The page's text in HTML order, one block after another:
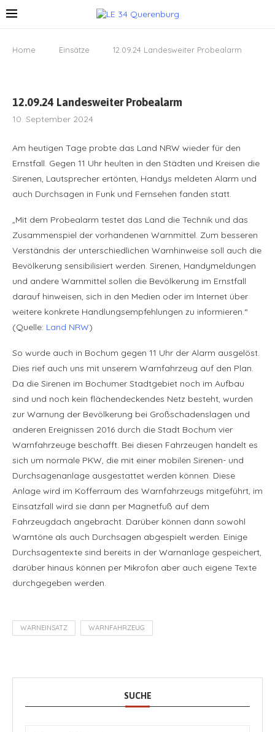
Home Einsätze 12.09.24 Landesweiter Probealarm
12.09.24 Landesweiter Probealarm
10. September 2024
Am heutigen Tage probte das Land NRW wieder für den
Ernstfall. Gegen 11 Uhr heulten in den Städten und Kreisen die
Sirenen, Lautsprecher ertönten, Handys meldeten Alarm und
auch Durchsagen in Funk und Fernsehen fanden statt.
„Mit dem Probealarm testet das Land die Technik und das
Zusammenspiel der vorhandenen Warnmittel. Zum besseren
Verständnis der unterschiedlichen Warnhinweise soll auch die
Bevölkerung sensibilisiert werden. Sirenen, Handymeldungen
und andere Warnmittel sollen die Bevölkerung im Ernstfall
darauf hinweisen, sich in den Medien oder im Internet über
weitere konkrete Handlungsempfehlungen zu informieren.“
(Quelle: Land NRW)
So wurde auch in Bochum gegen 11 Uhr der Alarm ausgelöst.
Dies rief auch uns mit unserem Warnfahrzeug auf den Plan.
Da die Sirenen im Bochumer Stadtgebiet noch im Aufbau
sind und noch kein flächendeckendes Netz besteht, wurden
zur Warnung der Bevölkerung bei Großschadenslagen und
anderen Ereignissen 2016 durch die Stadt Bochum vier
Warnfahrzeuge beschafft. Bei diesen Fahrzeugen handelt es
sich um normale PKW, die mit einer mobilen Sirenen- und
Durchsagenanlage ausgestattet werden können. Diese
Anlage wird im Kofferraum des Warnfahrzeugs mitgeführt, im
Einsatzfall wird sie dann per Magnetfuß auf dem
Fahrzeugdach angebracht. Darüber können dann sowohl
Warntöne als auch Durchsagen abgespielt werden. Einige
Durchsagentexte sind bereits in der Warnanlage gespeichert,
darüber hinaus können per Mikrofon aber auch eigene Texte
durchgegeben werden.
WARNEINSATZ WARNFAHRZEUG
SUCHE